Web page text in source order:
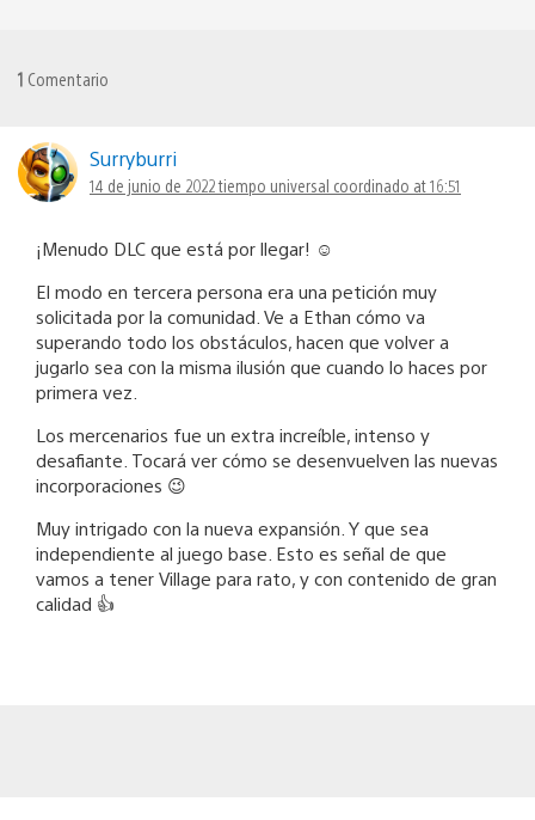
1 Comentario
Surryburri
14 de junio de 2022 tiempo universal coordinado at 16:51
¡Menudo DLC que está por llegar! ☺️
El modo en tercera persona era una petición muy
solicitada por la comunidad. Ve a Ethan cómo va
superando todo los obstáculos, hacen que volver a
jugarlo sea con la misma ilusión que cuando lo haces por
primera vez.
Los mercenarios fue un extra increíble, intenso y
desafiante. Tocará ver cómo se desenvuelven las nuevas
incorporaciones 😉
Muy intrigado con la nueva expansión. Y que sea
independiente al juego base. Esto es señal de que
vamos a tener Village para rato, y con contenido de gran
calidad 👍